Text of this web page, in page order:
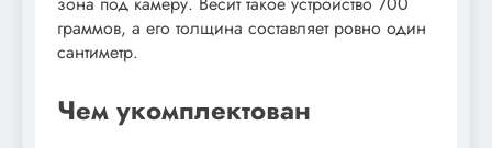
граммов, а его толщина составляет ровно один
сантиметр.
Чем укомплектован